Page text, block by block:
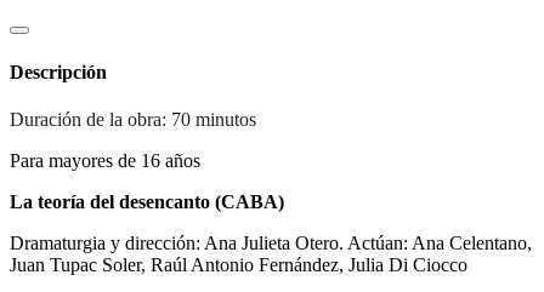
Descripción
Duración de la obra: 70 minutos
Para mayores de 16 años
La teoría del desencanto (CABA)
Dramaturgia y dirección: Ana Julieta Otero. Actúan: Ana Celentano,
Juan Tupac Soler, Raúl Antonio Fernández, Julia Di Ciocco